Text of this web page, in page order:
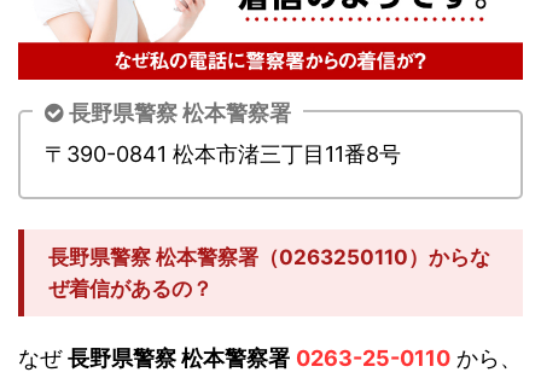
長野県警察 松本警察署
〒390-0841 松本市渚三丁目11番8号
長野県警察 松本警察署（0263250110）からな
ぜ着信があるの？
なぜ長野県警察 松本警察署 0263-25-0110 から、